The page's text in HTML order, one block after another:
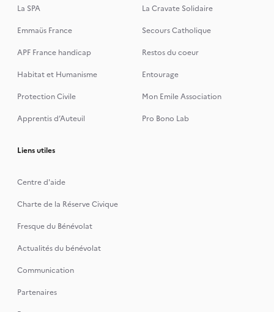
La SPA
La Cravate Solidaire
Emmaüs France
Secours Catholique
APF France handicap
Restos du coeur
Habitat et Humanisme
Entourage
Protection Civile
Mon Emile Association
Apprentis d’Auteuil
Pro Bono Lab
Liens utiles
Centre d'aide
Charte de la Réserve Civique
Fresque du Bénévolat
Actualités du bénévolat
Communication
Partenaires